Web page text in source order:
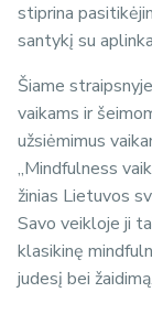
stiprina
santykį su
Šiame
vaikams ir
užsiėmimus
„Mindfulness
žinias Lietuvos
Savo veikloje ji
klasikinę
judesį bei žaidimą.